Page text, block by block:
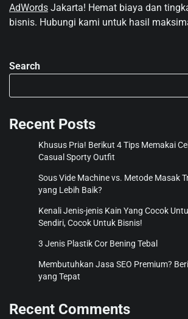
AdWords Jakarta! Hemat biaya dan
bisnis. Hubungi kami untuk hasil
Search
Recent Posts
Khusus Pria! Berikut 4 Tips Memakai
Casual Sporty Outfit
Sous Vide Machine vs. Metode Masak
yang Lebih Baik?
Kenali Jenis-jenis Kain Yang Cocok
Sendiri, Cocok Untuk Bisnis!
3 Jenis Plastik Cor Bening Tebal
Membutuhkan Jasa SEO Premium?
yang Tepat
Recent Comments